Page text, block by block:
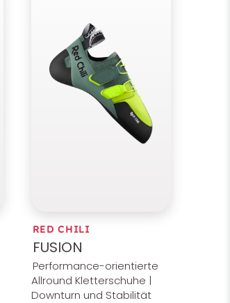
RED CHILI
FUSION
Performance-orientierte
Allround Kletterschuhe |
Downturn und Stabilität